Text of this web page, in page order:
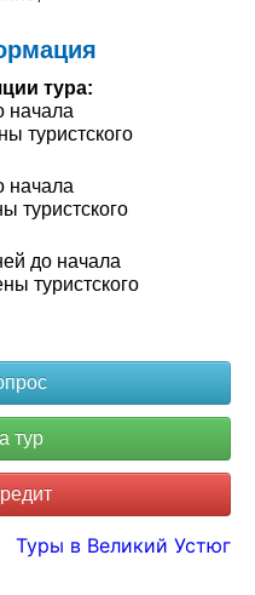
тура:
начала
туристского
начала
туристского
до начала
туристского
Туры в Великий Устюг